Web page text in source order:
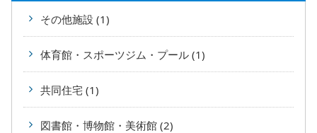
その他施設 (1)
体育館・スポーツジム・プール (1)
共同住宅 (1)
図書館・博物館・美術館 (2)